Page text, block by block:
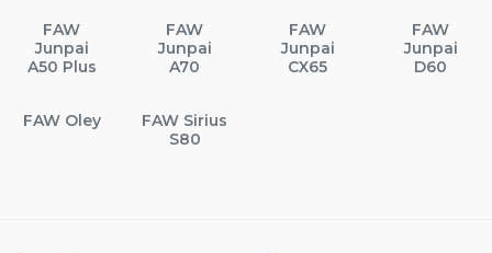
FAW
Junpai
A50 Plus
FAW
Junpai
A70
FAW
Junpai
CX65
FAW
Junpai
D60
FAW Oley
FAW Sirius
S80